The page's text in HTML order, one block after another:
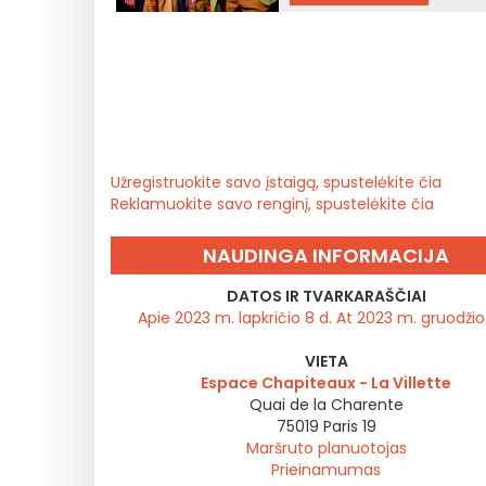
Užregistruokite savo įstaigą, spustelėkite čia
Reklamuokite savo renginį, spustelėkite čia
NAUDINGA INFORMACIJA
DATOS IR TVARKARAŠČIAI
Apie 2023 m. lapkričio 8 d. At 2023 m.
VIETA
Espace Chapiteaux - La Villette
Quai de la Charente
75019 Paris 19
Maršruto planuotojas
Prieinamumas